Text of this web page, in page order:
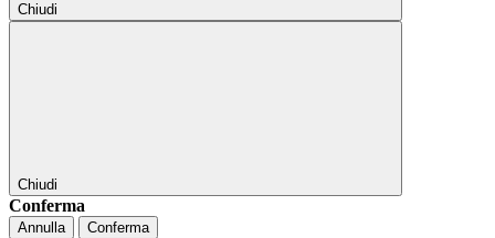
Chiudi
Chiudi
Conferma
Annulla Conferma